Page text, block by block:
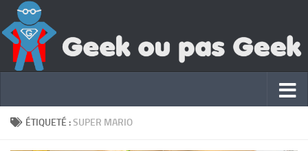
ÉTIQUETÉ :SUPER MARIO